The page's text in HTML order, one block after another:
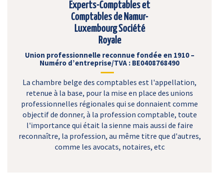
Experts-Comptables et
Comptables de Namur-
Luxembourg Société
Royale
Union professionnelle reconnue fondée en 1910 –
Numéro d’entreprise/TVA : BE0408768490
La chambre belge des comptables est l'appellation,
retenue à la base, pour la mise en place des unions
professionnelles régionales qui se donnaient comme
objectif de donner, à la profession comptable, toute
l'importance qui était la sienne mais aussi de faire
reconnaître, la profession, au même titre que d'autres,
comme les avocats, notaires, etc